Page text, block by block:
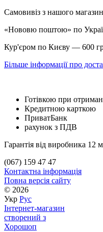
Самовивіз з нашого
«Нововю поштою» по
Кур'єром по Києву — 600
Більше інформації про
Готівкою при
Кредитною карткою
ПриватБанк
рахунок з ПДВ
Гарантія від виробника 12
(067) 159 47 47
Контактна інформація
Повна версія сайту
© 2026
Укр Рус
Інтернет-магазин
створений з
Хорошоп